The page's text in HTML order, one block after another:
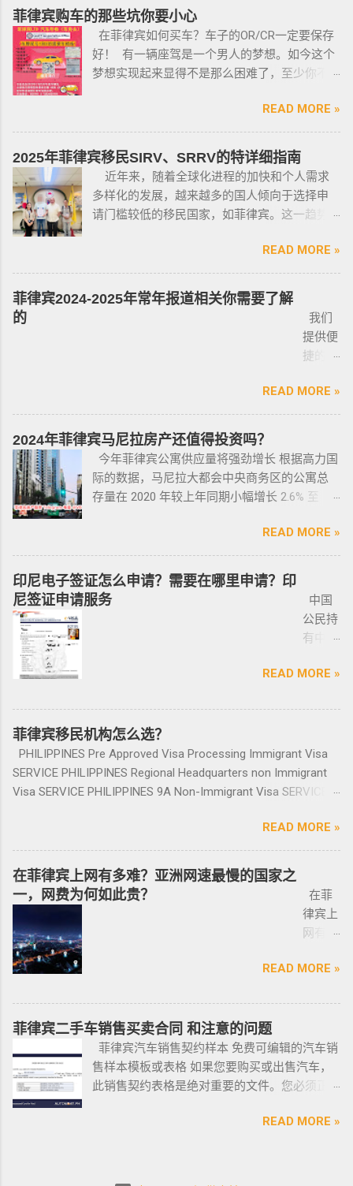
宾的相关法律，一些行业的从业人员如律师丶
菲律宾律师协会的成员丶注册会计师丶有资质
的媒体从业人员丶出纳丶银行柜员丶天主教神
父丶基督教牧师丶犹太教拉比丶伊斯兰教阿訇
小型枪械，原因是他们的职业“岌岌可危”。 只有
处于实际的威胁之下，或者由于职业丶专业或
商业性质而处于危险之中的人，才会被认定为
有资格申请。 由于经商需要，存在较高风险成
为犯罪分子目标的商人，也可以申请携带许可
证。 据悉，这些行业的人们必须通过药物和心
的两年以上徒刑的案子，才可以获得特殊枪支
下，才可以携带枪支。 菲律宾当局表示，新法
律将帮助他们更好地规范使用枪械，遏制涉枪
犯罪。 该法律更严厉规定，个人如果非法持有
无牌枪支且被定罪的话，将面临至少入狱30
禁止公民携带枪支进入公共场合的禁令，即使
是未当班的警察，在公共场合携带配枪，也会
因此而被逮捕。 要求枪支持有者，每两年更新
一次执照，并每四年登记一次枪支。 如果不遵
守，将导致撤销和没收枪支。 续期申请，需要
在该许可证期满之日前六个月内，向菲律宾国
此外还要求，要携带枪支外出的人，必须以合
手枪。 目前共有五种持有枪支的许可证： 类别
1 －最多拥有2支枪 类别 2 -最多拥有5支枪 类别
3 -最多拥有10支枪 类别 4 -最多拥有15支枪 类
离境令，只要在规定时间内离开菲律宾，是不
会上移民局黑名单的。想了解更多最新信息欢
迎联系和咨询我们，微信：BGC998 电报
@BGC998 Whats app：+63 912-0912-222 电
请主动告知咨询项目，菲律宾MAKATI 实体公
什么是遣返令VDO（Voluntary Deportation
Order） 一般都是非法行为导致被遣返，情节比
较严重。例如19-20年，很多客户是非法用落地
签转旅游签。 一般遣返客户都会成为“菲律宾不
次再来需要洗黑。 哪些情况会被遣返？ 1. 落地
签转旅游签的旅客，如果没有提前在移民局处
理，出境在机场就被扣护照。 2. 2016年克拉克
事件被抓的，又保关入境的客户必须要做遣返
才能出境。 3. 在菲律宾工作无牌照被本地警察
抓，在拘留所等待遣返或保出来做遣返。 4. 在
5. 在机场海关是黑名单保关入境的，回国要做
了NBI，这2步做好了以后如果不着急走，最长
等待时间是半年。半年内都可以随时走。 菲律
宾做了遣返会是黑名单吗？ 但凡做了遣返都是
黑名单。遣返的流程第一步就是申请驱逐令。
中国人出境被扣护照，被扣护照后面的处理方
式只有遣返。 上了菲律宾黑名单以后怎么再入
境 如果您已经被遣返回去了，并且还想再来菲
律宾的话，那么您可以联系我们帮您洗黑直接
清底，整个周期15个工作日，洗好了以后再入
境不会有任何被拦，包入境的。 如果您需要了
题也可以询问。 遣返回国的流程是什么？ 1. 先
提交到移民局，等待a...
菲律宾购车的那些坑你要小心
在菲律宾如何买车？车子的OR/CR一定要保存
好！ 有一辆座驾是一个男人的梦想。如今这个
梦想实现起来显得不是那么困难了，至少你不
律宾就可以买一辆代步车，所以此贴仅供预算
有限的新人提供参考，大神勿喷。 废话不多
说，菲律宾买车的时候最好选择本地人开的车
行，年限4年内的最好，一般没啥通病，最好自
己去网上搜索，二手车网站也可以，原因我就
不详细说明了，中国人卖的车很多调表 很多有
急下单，一定要多渠道比价，多维度评估，最
车人和 和你交易的是不是同一个人 ； 在菲买二
手车一般都是车主将车卖给车行，车行再把车
卖给你，所以有几个细节你要注意了： 1、你会
拿到两份合同，第一份是车主卖给车行的，这
是否一致，车主ID和车行老板ID复印件作为合同
附件一同给你，每一个ID旁边都要有车主的签
名； 2、第二份合同一般都是一张空白的合同，
只有车行的签字，所以你要核对签字是否一
致，如果可以尽量多要一些签过字的合同，后
面会说为什么； 3、检查CR/OR原件，原件，原
哪里交保险，保险品类； 4、车牌要注意是不是
你取回来再交易，因为现在两年以上的车牌基
本都下来了，如果你不知道去哪里换贴牌也是
比较麻烦的，何况大部分人英语都不太好，贴
牌的车牌号和临时车牌的车牌号不是同一个号
讳的号码； 5、车钥匙一般是2-三把，2把自动1
合同、一份保险、 一份OR/CR文件，这些一定
要放在家里保存好，OR/CR可以复印两张放到车
里备用 ； 想了解更多最新信息欢迎联系和咨询
我们，微信：BGC998 电报@BGC998 Whats
优先使用TG免验证，咨询请主动告知咨询项
目，菲律宾MAKATI 实体公司，客户 隐私保护
安全 可靠，可以安排工作人员上门取...
READ MORE »
2025年菲律宾移民SIRV、SRRV的特详细指南
近年来，随着全球化进程的加快和个人需求
多样化的发展，越来越多的国人倾向于选择申
请门槛较低的移民国家，如菲律宾。这一趋势
申请菲律宾的移民签证呢？ 接下来，我们将
分析菲律宾移民签证之所以 备受欢迎的几大原
因，并简要概述其申请条件与流程。菲律宾移
民签证和其他国家相比有很多独特的优势：其
申请成本相对较低，地理位置与中国相近，没
有繁琐的移民监限制，为申请者提供了极大的
签证：SRRV（退休移民签证）和SIRV（投资移
供了一个额外的永居身份，成功获得这些签证
后，不仅能在菲律宾享受更多福利与权益，而
且申请者的原有国籍与原有权益不会受到影
响。 退休移民签证——SRRV
宾退休署(PRA)颁发的移民绿卡，持有者可以自
由出入境，并在菲律宾永居。 申请条件一般
分为两种：现金存款类和房产投资类。 现金
存款类： （1）申请人的年龄需在50岁以上：
一家三口存款2万美元，多一个人需另存款1.5万
美元/人； （2）存款冻结在银行，不能用于
赎回存款。 房产投资类： （1）存款可全
（2）房产不能出售，但可用于出租； （3）
申请人需要拿到菲律宾的房产证，才能在PRA申
请置换之前办理SRRV身份时存入的存款。 申
请流程： 1、申请人提供基础的申请材料做初
审，后转款两万美金到相关部门； 2、审核该
存款的安全性，申请人需要入境菲律宾完成后
READ MORE »
菲律宾2024-2025年常年报道相关你需要了解
的
我们
提供便
捷的菲
侨常年
报道服
需要提
供
ICARD
人无须
就能做
完报
道。做
报道后
上。
咨询微
信
8 小
飞机
998 菲
律宾马
尼拉
——移
民局
民，他
们只能
在 3 月
READ MORE »
2024年菲律宾马尼拉房产还值得投资吗？
今年菲律宾公寓供应量将强劲增长 根据高力国
际的数据，马尼拉大都会中央商务区的公寓总
存量在 2020 年较上年同期小幅增长 2.6% 至
同比增长放缓。由于新冠疫情，2020 年仅交付
了约 3,370 套，低于 2019 年的 11,200套和过去
十年的年均 7,900 套。 ●菲律宾998不动产机构
998 Real Estate 专注于为华人在菲律宾马尼拉
地区提供一站式的期房投资、炒楼花、现房买
卖、房屋租赁、越来越多的华人对菲律宾旅游
为您精彩呈现菲律宾房子,来居外投资菲律宾房
大的外国人不动产服务机构之一，主要服务在
菲外国人以及在菲工作生活的业主和租客，提
供一站式中文/英文资讯服务。供菲律宾的新
房、二手房、特价房、二手楼花、开发商、投
资指南等房产信息,为房产投资者菲律宾买房提
态。 ●菲律宾998不动产机构 998 Real Estate
长期紧密协作知名的菲律宾各大地产开发商以
及合规中介资源公司为主要合作伙伴，集合更
多资源，能针对外国投资者提供从不动产精
产养护 等全方位管理服务； 菲律宾998不动产
断提升客户体验，推动菲律宾行业的进步，让
房产交易变得更加轻松和愉悦！ ●我们珍惜每一
位客户的托付，客户的信赖是我们最大的动
力。 任何关于菲律宾房产买卖 交易 相关的问题
欢迎咨询 我们 Telegram 电报 @VBW777 但随
复，预计今年供应将再次强劲增长。事实上，
READ MORE »
印尼电子签证怎么申请？需要在哪里申请？印
尼签证申请服务
中国
公民持
有中国
要菲律
前往印
印尼签
证？
泰国出
印尼办
亚出发
前往印
尼办理
印尼办
理印尼
签证？
READ MORE »
菲律宾移民机构怎么选？
PHILIPPINES Pre Approved Visa Processing Immigrant Visa
SERVICE PHILIPPINES Regional Headquarters non Immigrant
Visa SERVICE PHILIPPINES 9A Non-Immigrant Visa SERVICE
Pre-Arranged Employment Visa SERVICE PHILIPPINES Special
Investor’s Resident Visa SERVICE PHILIPPINES Special
Resident Retiree’s Visa SERVICE It’s Business Permit Renewal
Time for 2022 PHILIPPINES PHILIPPINES Business Structures
and Entities SERVICE PHILIPPINES Office Setup Services
PHILIPPINES Human Resources Consulting SERVICE
PHILIPPINES Call Center and BPO Setup SERVICE PHILIPPINES
Recruitment & Executive Search Services PHILIPPINES Tax
Compliance SERVICE PHILIPPINES Permits and Licenses
SERVICE PHILIPPINES Labor Consulting SERVICE PHILIPPINES
Setting-Up a Representative Office SERVICE PHILIPPINES
Forming a Corporation service PHILIPPINES Visa and
Immigration Service PHILIPPINES Sole Proprietorship Busin...
READ MORE »
在菲律宾上网有多难？亚洲网速最慢的国家之
一，网费为何如此贵？
在菲
律宾上
网有多
为一名
律宾有
游学经
验的小
编，我
方面还
READ MORE »
菲律宾二手车销售买卖合同 和注意的问题
菲律宾汽车销售契约样本 免费可编辑的汽车销
售样本模板或表格 如果您要购买或出售汽车，
此销售契约表格是绝对重要的文件。您必须正
可以为您将来节省大量工作和头痛。这是一个
这在菲律宾可用且有效。 链接到销售契约
READ MORE »